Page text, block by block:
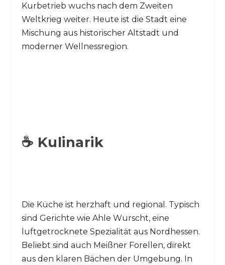
Kurbetrieb wuchs nach dem Zweiten
Weltkrieg weiter. Heute ist die Stadt eine
Mischung aus historischer Altstadt und
moderner Wellnessregion.
☕ Kulinarik
Die Küche ist herzhaft und regional. Typisch
sind Gerichte wie Ahle Wurscht, eine
luftgetrocknete Spezialität aus Nordhessen.
Beliebt sind auch Meißner Forellen, direkt
aus den klaren Bächen der Umgebung. In